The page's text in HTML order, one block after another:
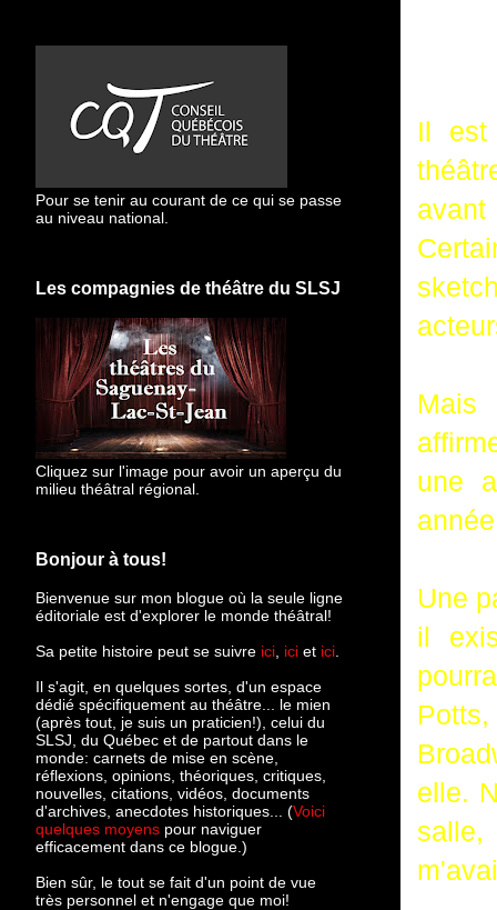
Il est
Mais
une
Une
il
elle.
Pour se tenir au courant de ce qui se passe
au niveau national.
Les compagnies de théâtre du SLSJ
Cliquez sur l'image pour avoir un aperçu du
milieu théâtral régional.
Bonjour à tous!
Bienvenue sur mon blogue où la seule ligne
éditoriale est d'explorer le monde théâtral!
Sa petite histoire peut se suivre ici ici et ici
Il s'agit, en quelques sortes, d'un espace
dédié spécifiquement au théâtre... le mien
(après tout, je suis un praticien!), celui du
SLSJ, du Québec et de partout dans le
monde: carnets de mise en scène,
réflexions, opinions, théoriques, critiques,
nouvelles, citations, vidéos, documents
d'archives, anecdotes historiques... (Voici
quelques moyens pour naviguer
efficacement dans ce blogue.)
Bien sûr, le tout se fait d'un point de vue
très personnel et n'engage que moi!